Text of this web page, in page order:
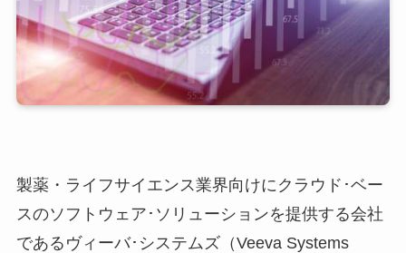
製薬・ライフサイエンス業界向けにクラウド･ベー
スのソフトウェア･ソリューションを提供する会社
であるヴィーバ･システムズ（Veeva Systems